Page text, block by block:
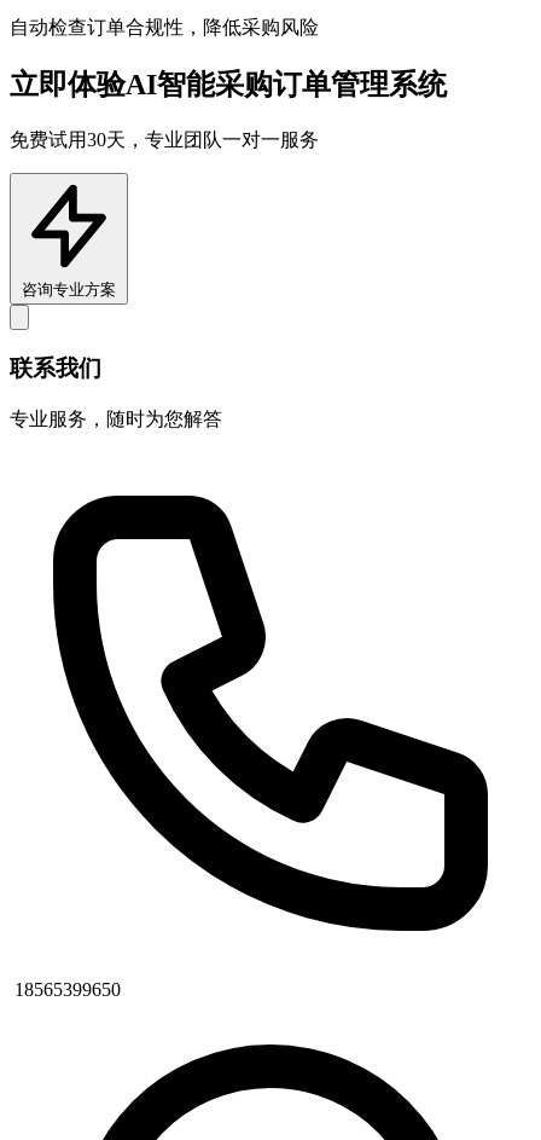
自动检查订单合规性，降低采购风险
立即体验AI智能采购订单管理系统
免费试用30天，专业团队一对一服务
咨询专业方案
联系我们
专业服务，随时为您解答
18565399650